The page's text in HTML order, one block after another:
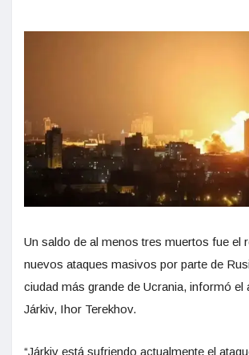
Un saldo de al menos tres muertos fue el
nuevos ataques masivos por parte de
ciudad más grande de Ucrania, informó el
Járkiv, Ihor Terekhov.
“Járkiv está sufriendo actualmente el